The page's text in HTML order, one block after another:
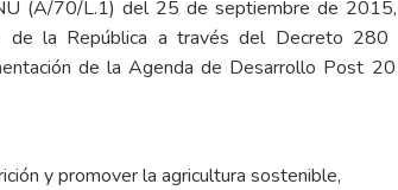
(A/70/L.1) del 25 de septiembre de
la República a través del Decreto 280
de la Agenda de Desarrollo Post
y promover la agricultura sostenible,